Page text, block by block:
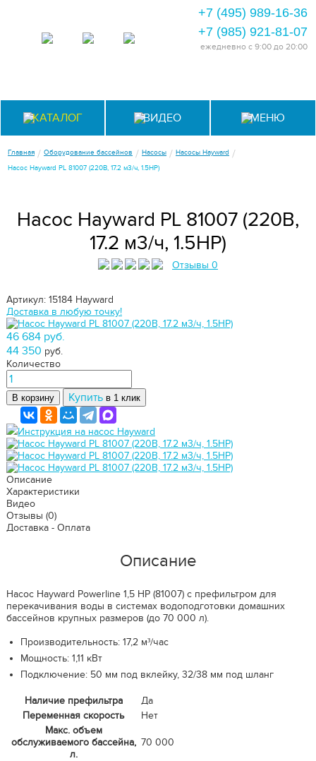
+7 (495) 989-16-36
+7 (985) 921-81-07
ежедневно с 9:00 до 20:00
КАТАЛОГ ВИДЕО МЕНЮ
Главная / Оборудование бассейнов / Насосы / Насосы Hayward /
Насос Hayward PL 81007 (220В, 17.2 м3/ч, 1.5HP)
Насос Hayward PL 81007 (220В,
17.2 м3/ч, 1.5HP)
Отзывы 0
Артикул: 15184 Hayward
Доставка в любую точку!
46 684 руб.
44 350 руб.
Количество
В корзину Купить в 1 клик
Инструкция на насос Hayward
Описание
Характеристики
Видео
Отзывы (0)
Доставка - Оплата
Описание
Насос Hayward Powerline 1,5 НР (81007) c префильтром для
перекачивания воды в системах водоподготовки домашних
бассейнов крупных размеров (до 70 000 л).
Производительность: 17,2 м³/час
Мощность: 1,11 кВт
Подключение: 50 мм под вклейку, 32/38 мм под шланг
Наличие префильтра
Да
Переменная скорость
Нет
Макс. объем
обслуживаемого бассейна,
л.
70 000